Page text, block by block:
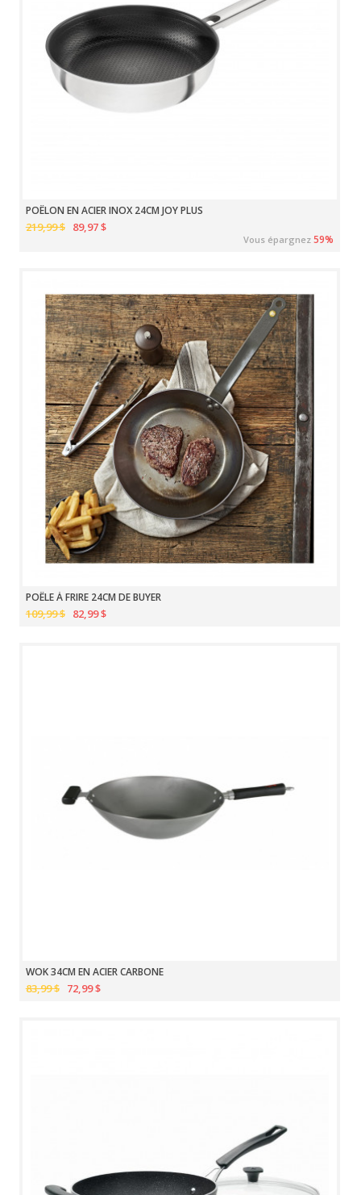
POÊLON EN ACIER INOX 24CM JOY PLUS
219,99 $ 89,97 $
Vous épargnez59%
POÊLE À FRIRE 24CM DE BUYER
109,99 $ 82,99 $
WOK 34CM EN ACIER CARBONE
83,99 $ 72,99 $